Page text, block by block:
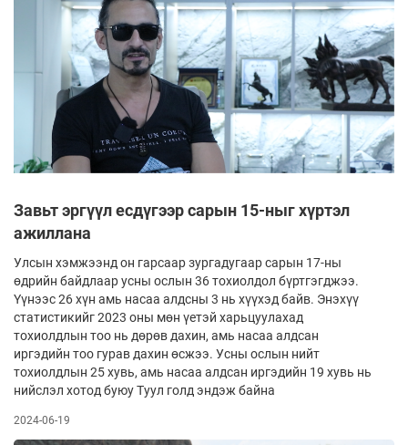
Завьт эргүүл есдүгээр сарын 15-ныг хүртэл
ажиллана
Улсын хэмжээнд он гарсаар зургадугаар сарын 17-ны
өдрийн байдлаар усны ослын 36 тохиолдол бүртгэгджээ.
Үүнээс 26 хүн амь насаа алдсны 3 нь хүүхэд байв. Энэхүү
статистикийг 2023 оны мөн үетэй харьцуулахад
тохиолдлын тоо нь дөрөв дахин, амь насаа алдсан
иргэдийн тоо гурав дахин өсжээ. Усны ослын нийт
тохиолдлын 25 хувь, амь насаа алдсан иргэдийн 19 хувь нь
нийслэл хотод буюу Туул голд эндэж байна
2024-06-19